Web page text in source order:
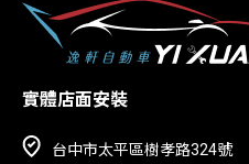
實體店面安裝
台中市太平區樹孝路324號